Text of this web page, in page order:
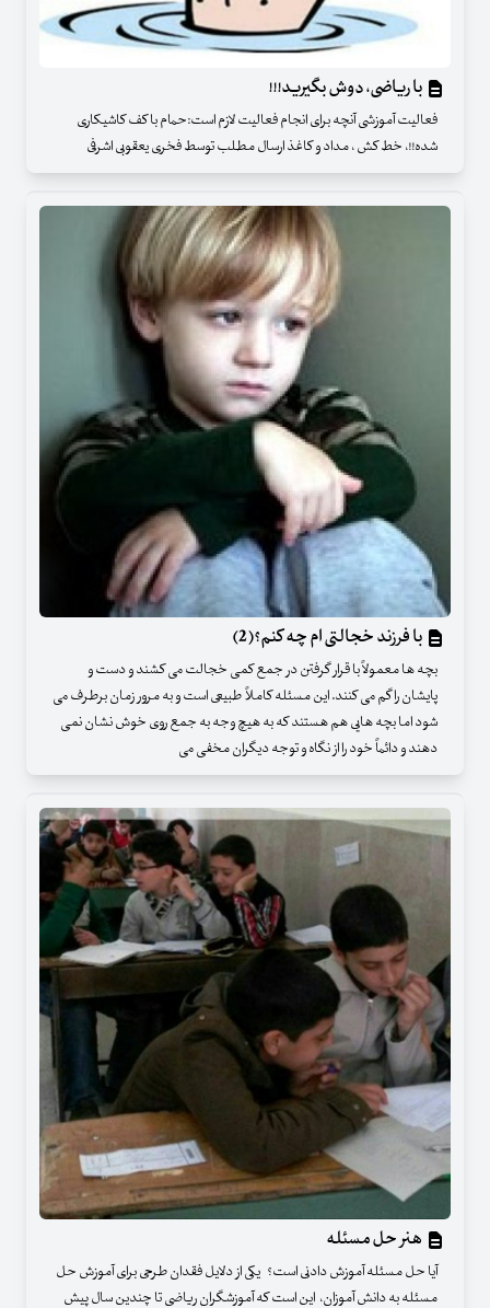
با ریاضی، دوش بگیرید!!!
فعالیت آموزشی آنچه برای انجام فعالیت لازم است:حمام با کف کاشیکاری
شده!!، خط کش ، مداد و کاغذ ارسال مطلب توسط فخری یعقوبی اشرفی
با فرزند خجالتی ام چه کنم؟(2)
بچه ها معمولاً با قرار گرفتن در جمع کمی خجالت می کشند و دست و
پایشان را گم می کنند. این مسئله کاملاً طبیعی است و به مرور زمان برطرف می
شود اما بچه هایی هم هستند که به هیچ وجه به جمع روی خوش نشان نمی
دهند و دائماً خود را از نگاه و توجه دیگران مخفی می
هنر حل مسئله
آیا حل مسئله آموزش دادنی است؟ یکی از دلایل فقدان طرحی برای آموزش حل
مسئله به دانش آموزان، این است که آموزشگران ریاضی تا چندین سال پیش